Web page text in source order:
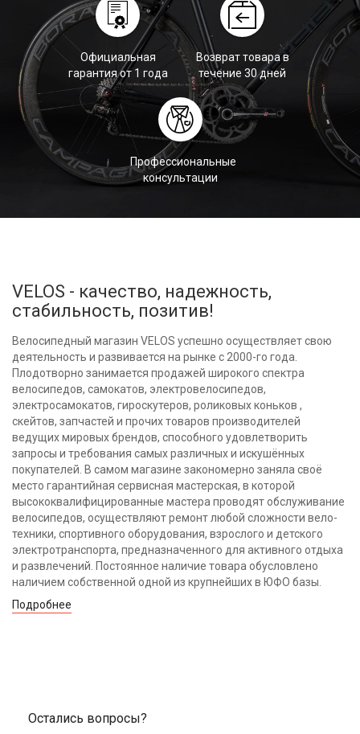
Официальная
гарантия от 1 года
Возврат товара в
течение 30 дней
Профессиональные
консультации
VELOS - качество, надежность,
стабильность, позитив!
Велосипедный магазин VELOS успешно осуществляет свою
деятельность и развивается на рынке с 2000-го года.
Плодотворно занимается продажей широкого спектра
велосипедов, самокатов, электровелосипедов,
электросамокатов, гироскутеров, роликовых коньков ,
скейтов, запчастей и прочих товаров производителей
ведущих мировых брендов, способного удовлетворить
запросы и требования самых различных и искушённых
покупателей. В самом магазине закономерно заняла своё
место гарантийная сервисная мастерская, в которой
высококвалифицированные мастера проводят обслуживание
велосипедов, осуществляют ремонт любой сложности вело-
техники, спортивного оборудования, взрослого и детского
электротранспорта, предназначенного для активного отдыха
и развлечений. Постоянное наличие товара обусловлено
наличием собственной одной из крупнейших в ЮФО базы.
Подробнее
Остались вопросы?